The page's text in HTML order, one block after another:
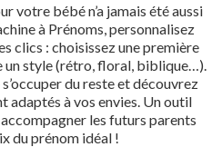
votre bébé n’a jamais été aussi
à Prénoms, personnalisez
clics : choisissez une première
un style (rétro, floral, biblique…).
du reste et découvrez
adaptés à vos envies. Un outil
les futurs parents
du prénom idéal !